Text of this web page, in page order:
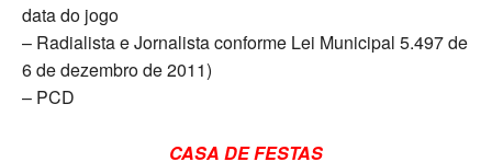
data do jogo
– Radialista e Jornalista conforme Lei Municipal 5.497 de
6 de dezembro de 2011)
– PCD
CASA DE FESTAS